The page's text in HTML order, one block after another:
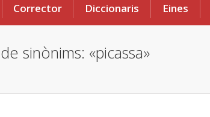
Corrector Diccionaris Eines
sinònims: «picassa»